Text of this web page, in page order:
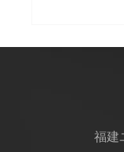
福建